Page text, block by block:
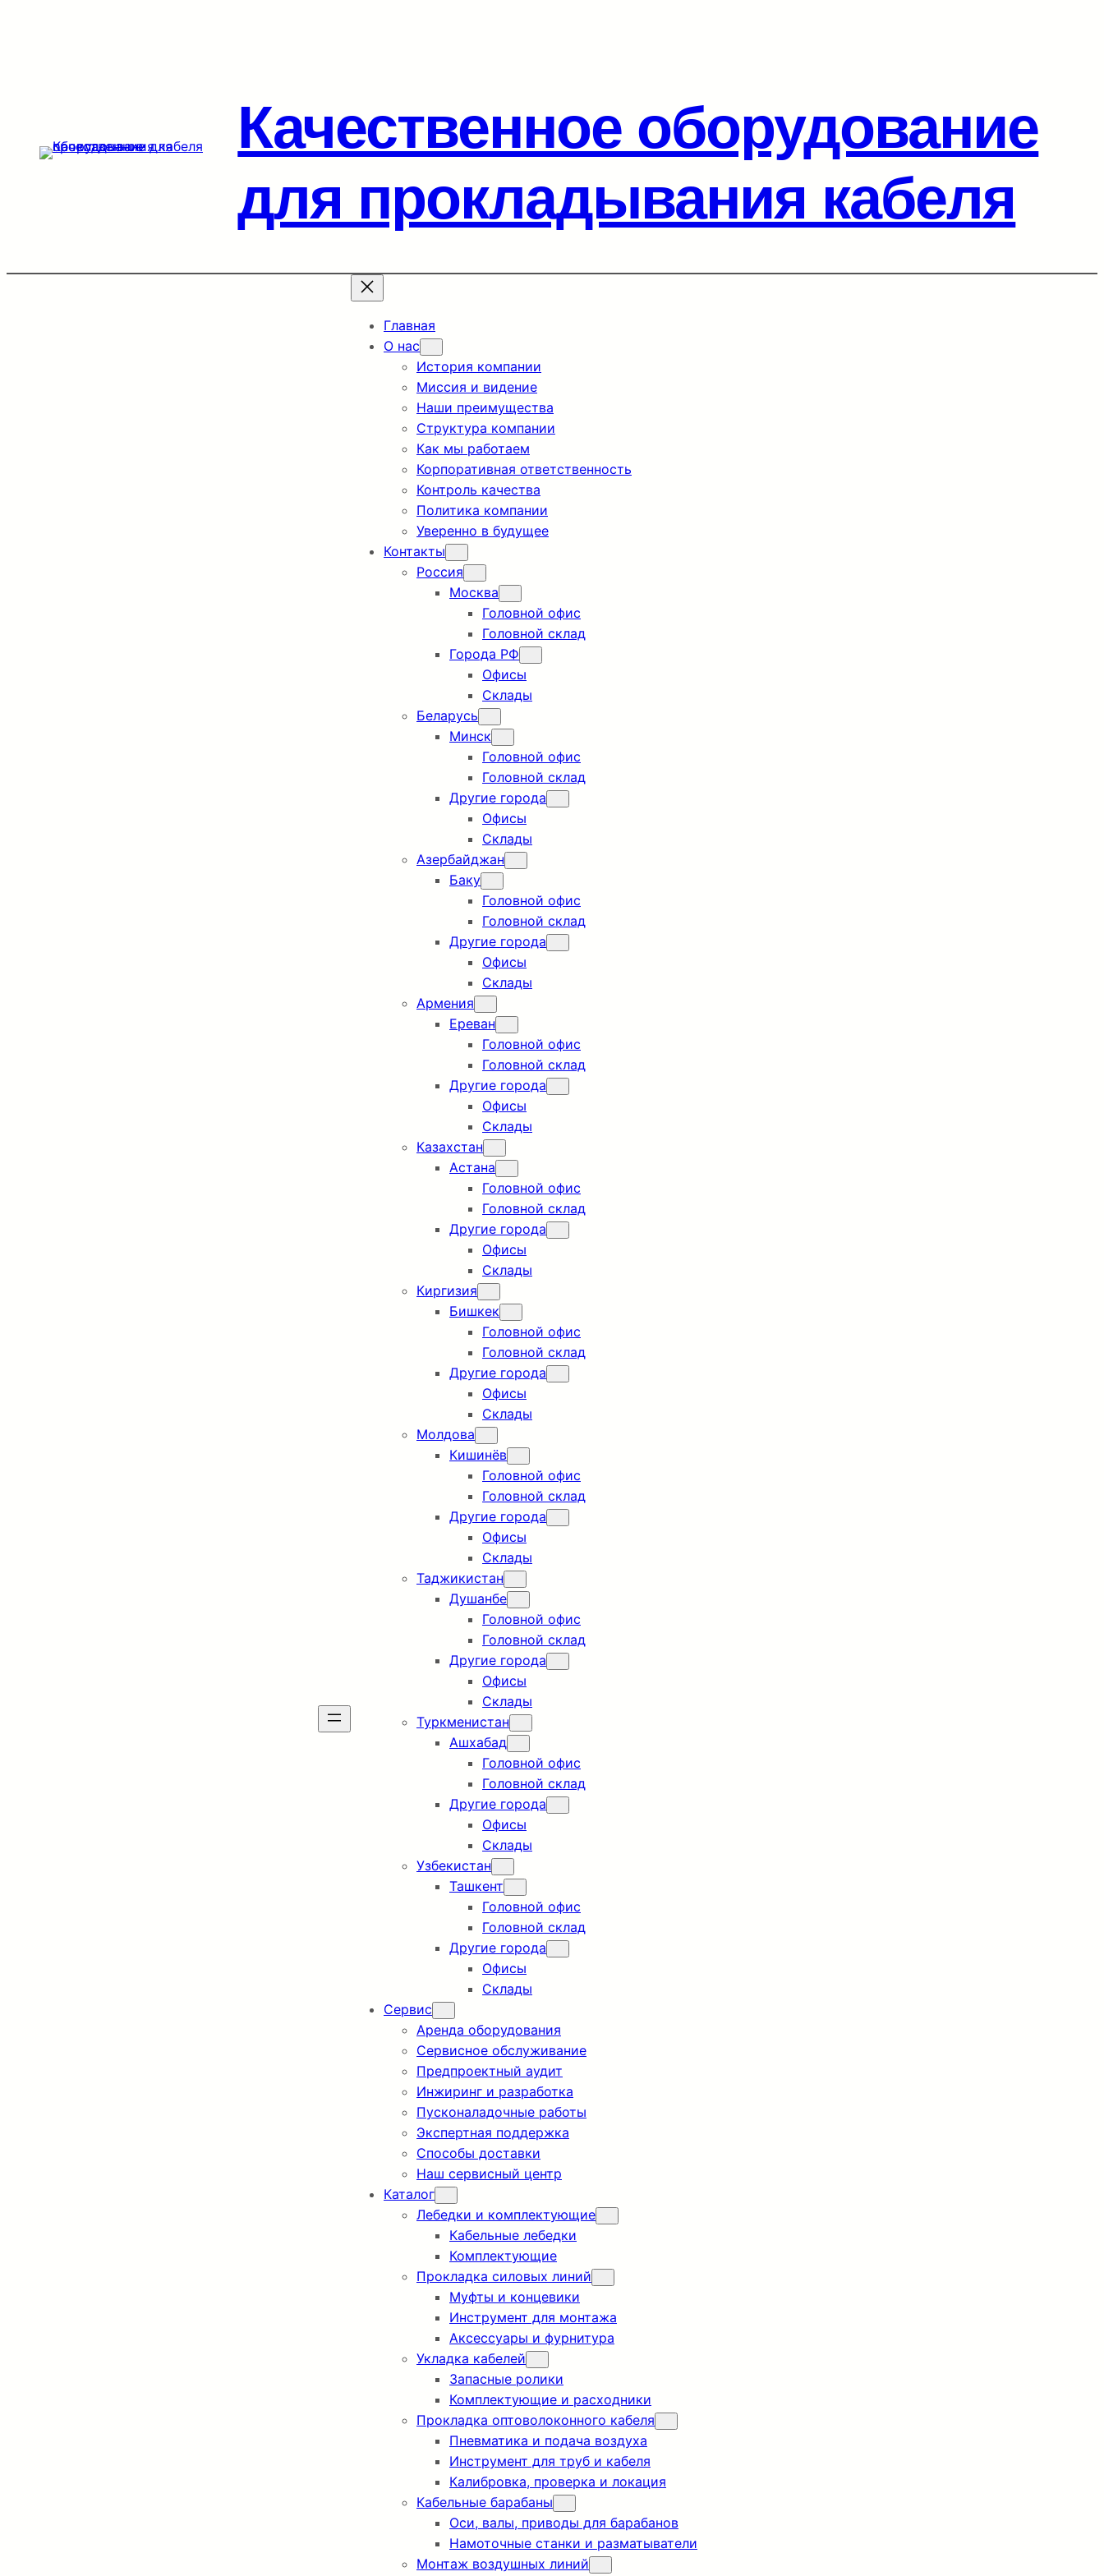
Качественное оборудование
для прокладывания кабеля
Главная
О нас
История компании
Миссия и видение
Наши преимущества
Структура компании
Как мы работаем
Корпоративная ответственность
Контроль качества
Политика компании
Уверенно в будущее
Контакты
Россия
Москва
Головной офис
Головной склад
Города РФ
Офисы
Склады
Беларусь
Минск
Головной офис
Головной склад
Другие города
Офисы
Склады
Азербайджан
Баку
Головной офис
Головной склад
Другие города
Офисы
Склады
Армения
Ереван
Головной офис
Головной склад
Другие города
Офисы
Склады
Казахстан
Астана
Головной офис
Головной склад
Другие города
Офисы
Склады
Киргизия
Бишкек
Головной офис
Головной склад
Другие города
Офисы
Склады
Молдова
Кишинёв
Головной офис
Головной склад
Другие города
Офисы
Склады
Таджикистан
Душанбе
Головной офис
Головной склад
Другие города
Офисы
Склады
Туркменистан
Ашхабад
Головной офис
Головной склад
Другие города
Офисы
Склады
Узбекистан
Ташкент
Головной офис
Головной склад
Другие города
Офисы
Склады
Сервис
Аренда оборудования
Сервисное обслуживание
Предпроектный аудит
Инжиринг и разработка
Пусконаладочные работы
Экспертная поддержка
Способы доставки
Наш сервисный центр
Каталог
Лебедки и комплектующие
Кабельные лебедки
Комплектующие
Прокладка силовых линий
Муфты и концевики
Инструмент для монтажа
Аксессуары и фурнитура
Укладка кабелей
Запасные ролики
Комплектующие и расходники
Прокладка оптоволоконного кабеля
Пневматика и подача воздуха
Инструмент для труб и кабеля
Калибровка, проверка и локация
Кабельные барабаны
Оси, валы, приводы для барабанов
Намоточные станки и разматыватели
Монтаж воздушных линий